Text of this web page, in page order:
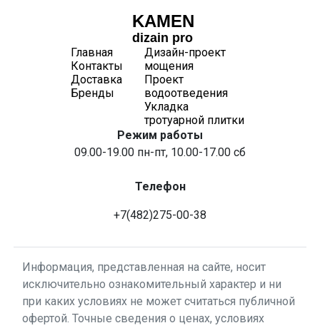
KAMEN
dizain pro
Главная
Контакты
Доставка
Бренды
Дизайн-проект
мощения
Проект
водоотведения
Укладка
тротуарной плитки
Режим работы
09.00-19.00 пн-пт, 10.00-17.00 сб
Телефон
+7(482)275-00-38
Информация, представленная на сайте, носит
исключительно ознакомительный характер и ни
при каких условиях не может считаться публичной
офертой. Точные сведения о ценах, условиях